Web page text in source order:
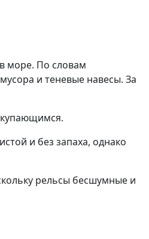
море. По словам
и теневые навесы. За
купающимся.
и без запаха, однако
рельсы бесшумные и